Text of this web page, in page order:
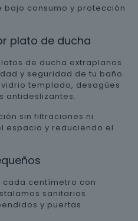
bajo consumo y protección
plato de ducha
de ducha extraplanos
y seguridad de tu baño.
templado, desagües
antideslizantes.
sin filtraciones ni
espacio y reduciendo el
cada centímetro con
sanitarios
y puertas